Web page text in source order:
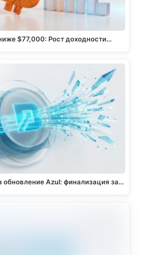
$77,000: Рост доходности…
обновление Azul: финализация за…